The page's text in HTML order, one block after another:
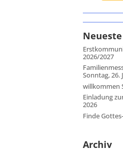
2026/2027
Sonntag, 26.
willkommen
Einladung
2026
Finde
Archiv